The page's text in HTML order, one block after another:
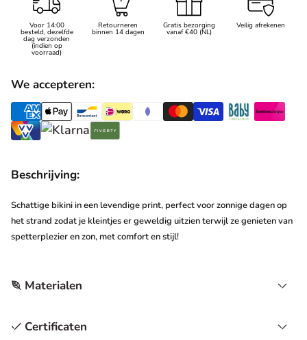
Voor 14:00
besteld, dezelfde
dag verzonden
(indien op
voorraad)
Retourneren
binnen 14 dagen
Gratis bezorging
vanaf €40 (NL)
Veilig afrekenen
We accepteren:
Beschrijving:
Schattige bikini in een levendige print, perfect voor zonnige dagen op
het strand zodat je kleintjes er geweldig uitzien terwijl ze genieten van
spetterplezier en zon, met comfort en stijl!
Materialen
Certificaten